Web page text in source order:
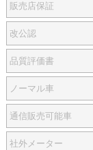
販売店保証
改公認
品質評価書
ノーマル車
通信販売可能車
社外メーター